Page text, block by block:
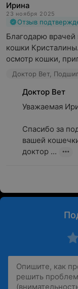
Ирина
23 ноября 2025
Отзыв
Благодарю врачей
кошки
осмотр кошки,
Доктор Вет,
Доктор Вет
Уважаемая
Спасибо за
вашей
доктор ...